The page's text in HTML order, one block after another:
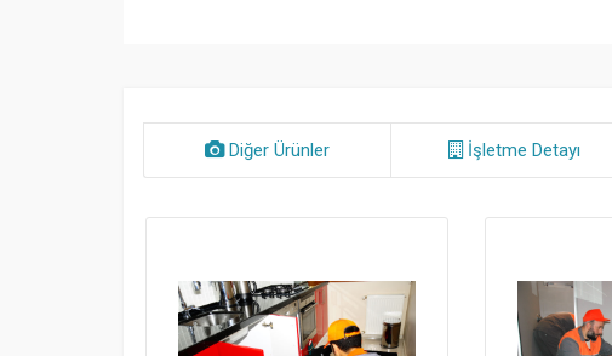
Diğer Ürünler İşletme Detayı